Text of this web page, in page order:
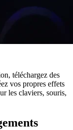
téléchargez des
vos propres effets
les claviers, souris,